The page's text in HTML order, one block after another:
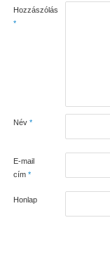
Hozzászólás
*
Név *
E-mail
cím *
Honlap